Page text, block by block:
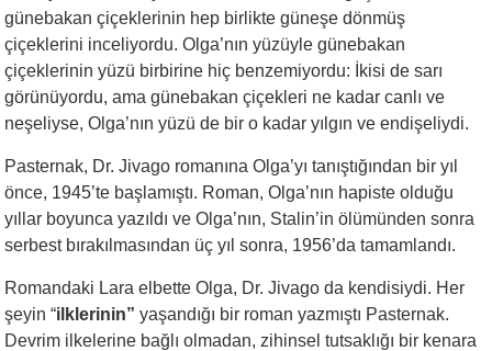
günebakan çiçeklerinin hep birlikte güneşe dönmüş
çiçeklerini inceliyordu. Olga’nın yüzüyle günebakan
çiçeklerinin yüzü birbirine hiç benzemiyordu: İkisi de sarı
görünüyordu, ama günebakan çiçekleri ne kadar canlı ve
neşeliyse, Olga’nın yüzü de bir o kadar yılgın ve endişeliydi.
Pasternak, Dr. Jivago romanına Olga’yı tanıştığından bir yıl
önce, 1945’te başlamıştı. Roman, Olga’nın hapiste olduğu
yıllar boyunca yazıldı ve Olga’nın, Stalin’in ölümünden sonra
serbest bırakılmasından üç yıl sonra, 1956’da tamamlandı.
Romandaki Lara elbette Olga, Dr. Jivago da kendisiydi. Her
şeyin “ilklerinin”yaşandığı bir roman yazmıştı Pasternak.
Devrim ilkelerine bağlı olmadan, zihinsel tutsaklığı bir kenara